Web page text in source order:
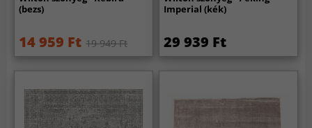
(bezs)
14 959 Ft 19 949 Ft
Imperial (kék)
29 939 Ft